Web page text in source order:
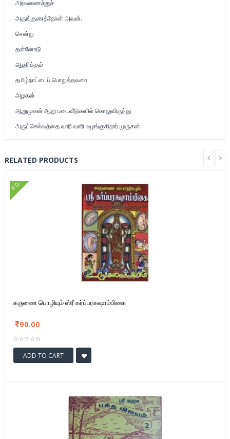
அரவணைத்துச்
அருங்குணத்தோன் அவன்.
சென்று
தன்னோடு
ஆதரிக்கும்
தமிழ்நாட்டைப் பொறுத்தவரை
அழகன்
ஆறுமுகன் ஆறு படைவீடுகளில் கொலுவிருந்து
அருட்செல்வத்தை வாரி வாரி வழங்குகிறார் முருகன்.
RELATED PRODUCTS
FD
கருணை பொழியும் ஸ்ரீ கர்ப்பரகஷாம்பிகை
90.00
ADD TO CART